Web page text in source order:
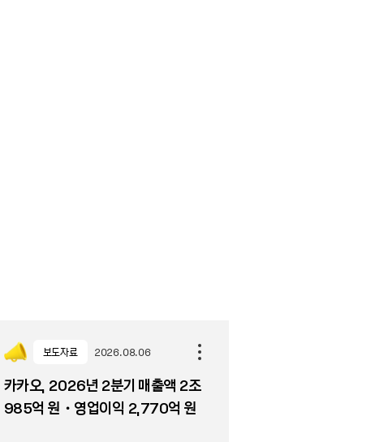
보도자료 2026.08.06
카카오, 2026년 2분기 매출액 2조
985억 원・영업이익 2,770억 원